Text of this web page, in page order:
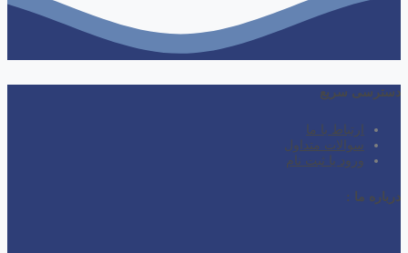
دسترسی سریع
ارتباط با ما
سوالات متداول
ورود یا ثبت نام
درباره ما :